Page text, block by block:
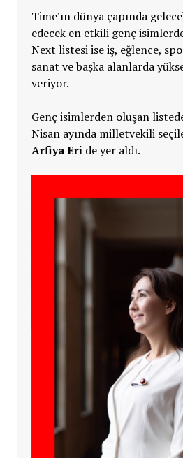
Time’ın dünya çapında
edecek en etkili genç
Next listesi ise iş, eğlence,
sanat ve başka alanlarda
veriyor.
Genç isimlerden oluşan
Nisan ayında milletvekili
Arfiya Eride yer aldı.